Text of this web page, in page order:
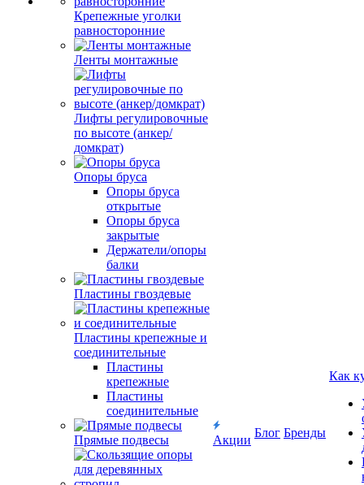
Крепежные уголки
равносторонние
Ленты монтажные
Лифты регулировочные
по высоте (анкер/
домкрат)
Опоры бруса
Опоры бруса
открытые
Опоры бруса
закрытые
Держатели/опоры
балки
Пластины гвоздевые
Пластины крепежные и
соединительные
Пластины
крепежные
Пластины
соединительные
Прямые подвесы Акции
Блог Бренды
Как